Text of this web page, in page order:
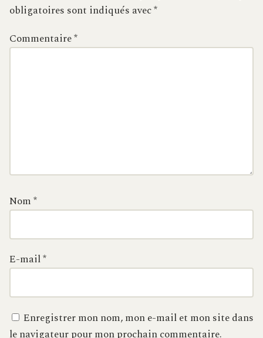
obligatoires sont indiqués avec*
Commentaire*
Nom*
E-mail*
Enregistrer mon nom, mon e-mail et mon site dans
le navigateur pour mon prochain commentaire.